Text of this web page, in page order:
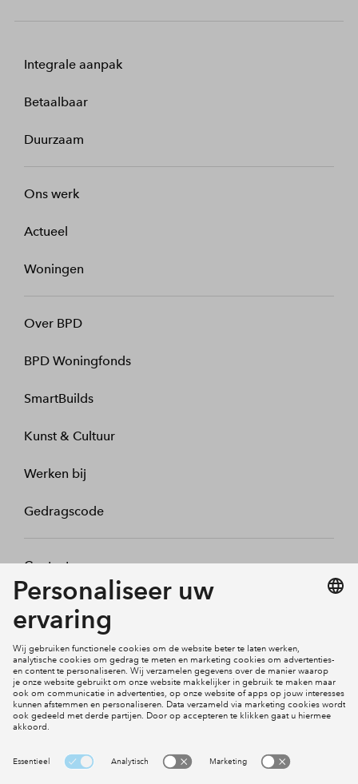
Integrale aanpak
Betaalbaar
Duurzaam
Ons werk
Actueel
Woningen
Over BPD
BPD Woningfonds
SmartBuilds
Kunst & Cultuur
Werken bij
Gedragscode
Contact
Mijn profiel
Social Media